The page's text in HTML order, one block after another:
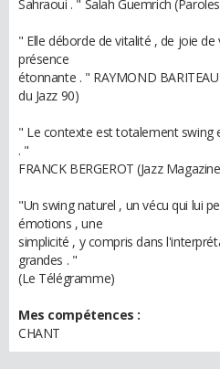
Sahraoui . " Salah Guemrich
" Elle déborde de vitalité , de joie
présence
étonnante . " RAYMOND
du Jazz 90)
" Le contexte est totalement swing
. "
FRANCK BERGEROT (Jazz
"Un swing naturel , un vécu qui lui
émotions , une
simplicité , y compris dans
grandes . "
(Le Télégramme)
Mes compétences :
CHANT